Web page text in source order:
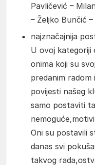
Pavličević –
– Željko Bunčić
najznačajnija
U ovoj kategoriji
onima koji su
predanim radom
povijesti našeg
samo postaviti
Oni su postavili
danas svi
takvog